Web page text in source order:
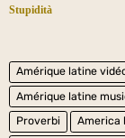
Stupidità
Amérique latine
Amérique latine
Proverbi
America